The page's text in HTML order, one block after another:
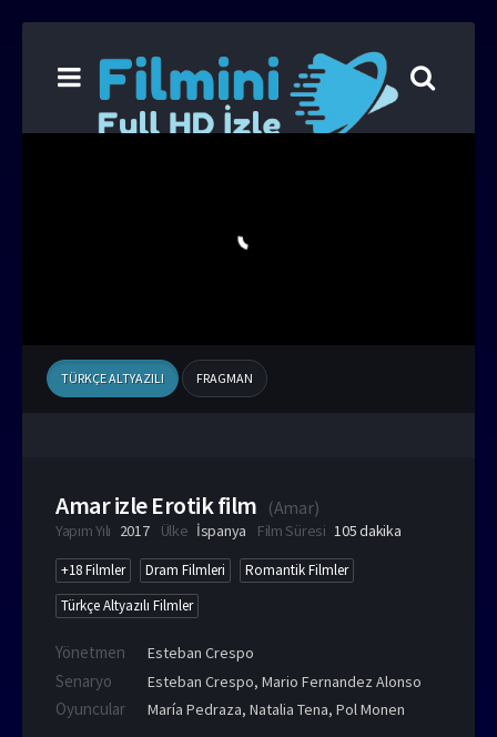
TÜRKÇE ALTYAZILI FRAGMAN
Amar izle Erotik film (Amar)
Yapım Yılı 2017 Ülke İspanya Film Süresi 105 dakika
+18 Filmler Dram Filmleri
Romantik Filmler
Türkçe Altyazılı Filmler
Yönetmen Esteban Crespo
Senaryo Esteban Crespo, Mario Fernandez Alonso
Oyuncular María Pedraza, Natalia Tena, Pol Monen